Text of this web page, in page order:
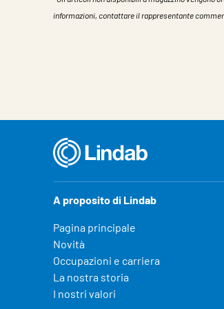
informazioni, contattare il rappresentante
A proposito di Lindab
Pagina principale
Novità
Occupazioni e carriera
La nostra storia
I nostri valori